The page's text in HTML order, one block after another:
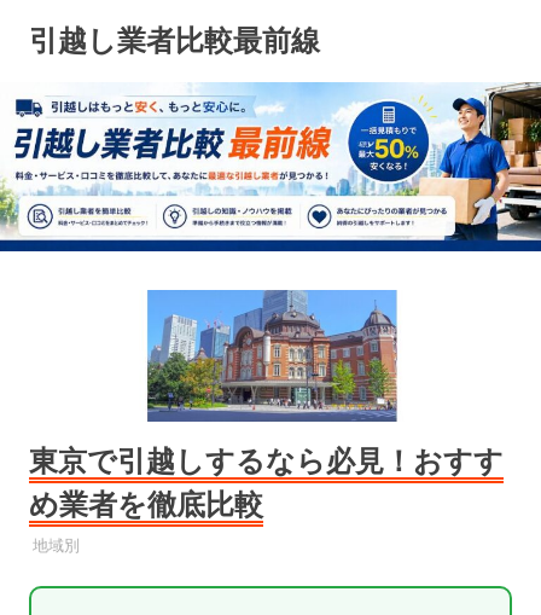
ン
ツ
へ
ス
キ
ッ
引越し業者比較最前線
東京で引越しするなら必見！おすす
め業者を徹底比較
引越し業者
地域別